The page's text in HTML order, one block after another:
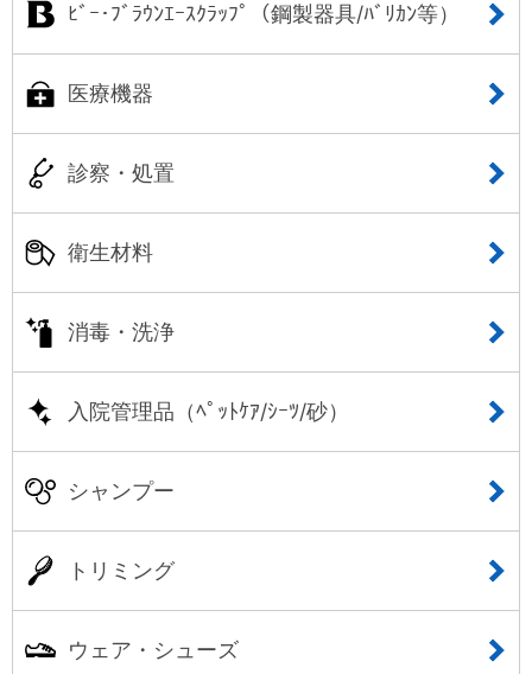
ﾋﾞｰ･ﾌﾞﾗｳﾝｴｰｽｸﾗｯﾌﾟ（鋼製器具/ﾊﾞﾘｶﾝ等）
医療機器
診察・処置
衛生材料
消毒・洗浄
入院管理品（ﾍﾟｯﾄｹｱ/ｼｰﾂ/砂）
シャンプー
トリミング
ウェア・シューズ